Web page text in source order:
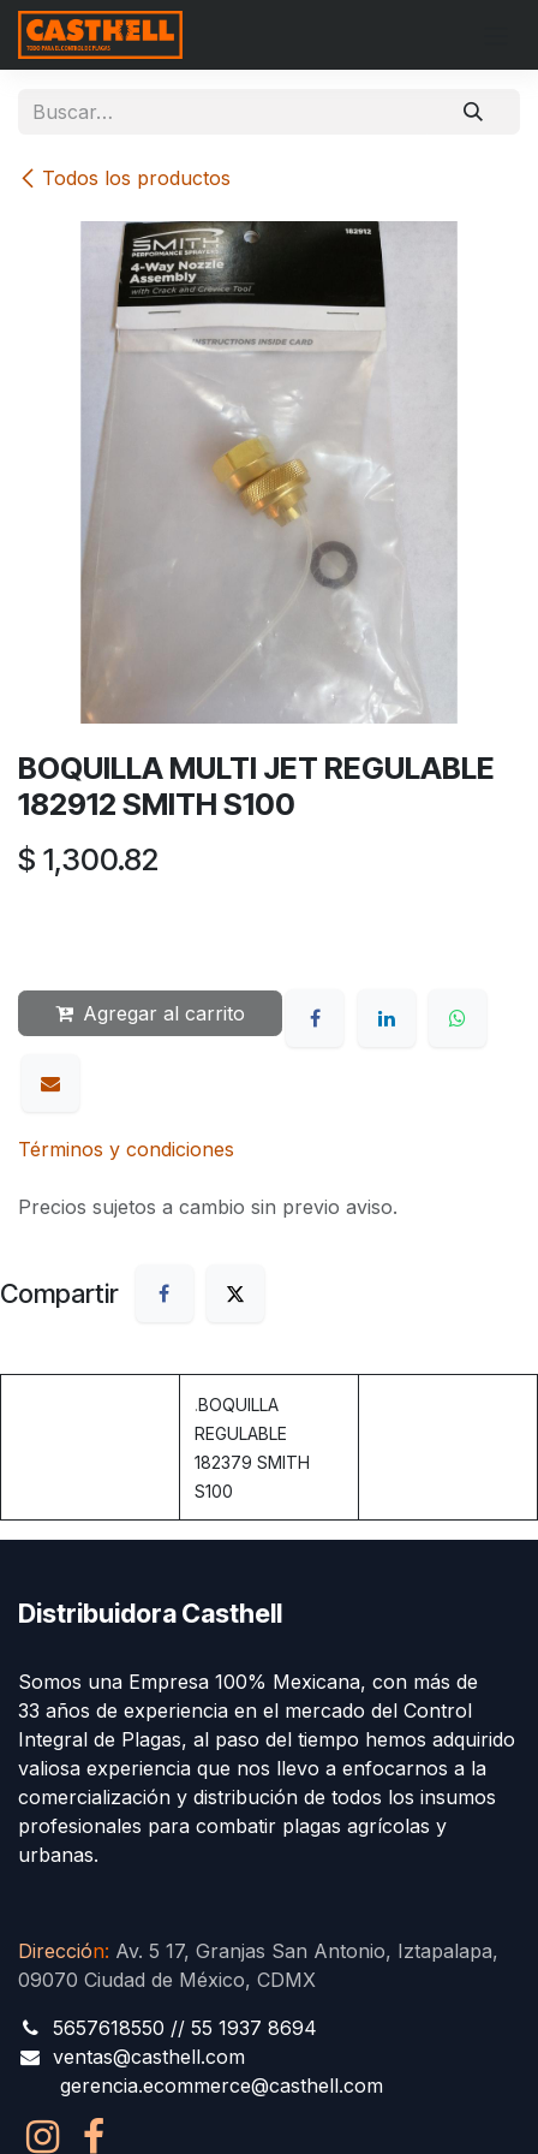
Ir al contenido
Todos los productos
BOQUILLA MULTI JET REGULABLE
182912 SMITH S100
$ 1,300.82
Agregar al carrito
Términos y condiciones
Precios sujetos a cambio sin previo aviso.
Compartir
.BOQUILLA
REGULABLE
182379 SMITH
S100
Distribuidora Casthell
Somos una Empresa 100% Mexicana, con más de
33 años de experiencia en el mercado del Control
Integral de Plagas, al paso del tiempo hemos adquirido
valiosa experiencia que nos llevo a enfocarnos a la
comercialización y distribución de todos los insumos
profesionales para combatir plagas agrícolas y
urbanas.
Dirección: Av. 5 17, Granjas San Antonio, Iztapalapa,
09070 Ciudad de México, CDMX
5657618550 // 55 1937 8694
ventas@casthell.com
gerencia.ecommerce@casthell.com